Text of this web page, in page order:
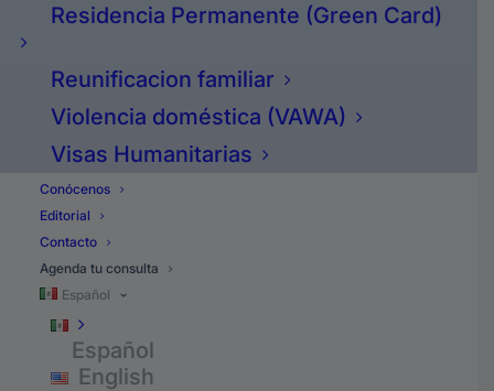
Residencia Permanente (Green Card)
Reunificacion familiar
Violencia doméstica (VAWA)
Visas Humanitarias
Conócenos
Editorial
Contacto
Agenda tu consulta
Español
Español
English
mayor de 21.
Si embargo, en el sexto, octavo y noveno
circuito, si te cuenta como una entrada legal, y si
te pide tu esposa o hijo ciudadano mayor de 21,
te puedes hacer residente dentro de los EE.UU,
sin tener que salir del país.
Estados Incluidos
Específicamente en el onceavo circuito, existen
estados donde si se considera una entrada legal,